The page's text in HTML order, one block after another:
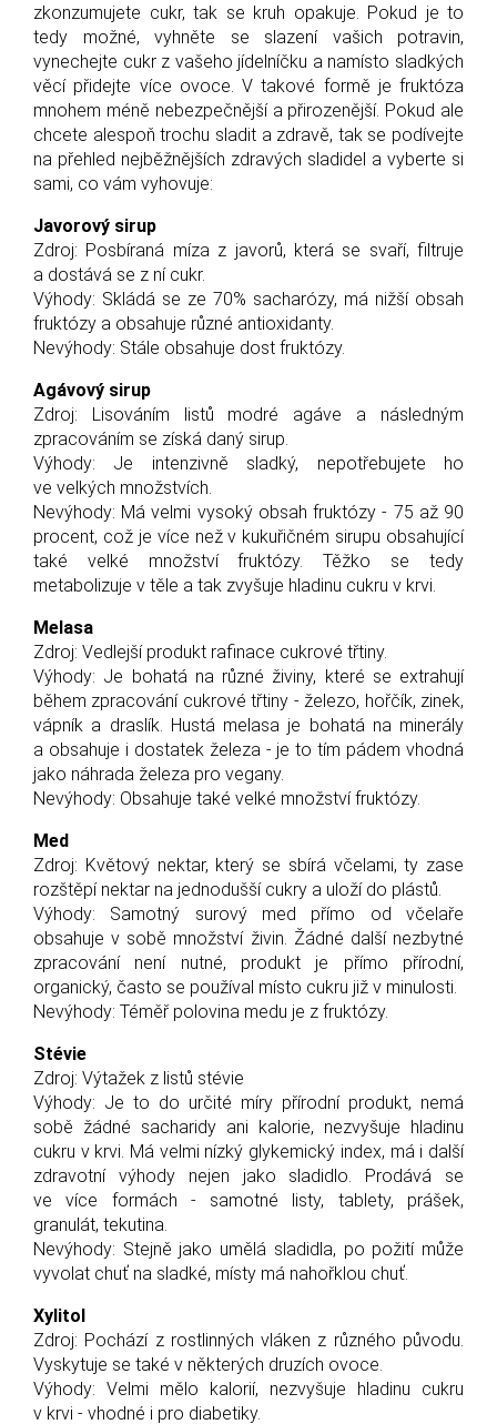
zkonzumujete cukr, tak se kruh opakuje. Pokud je to
tedy možné, vyhněte se slazení vašich potravin,
vynechejte cukr z vašeho jídelníčku a namísto sladkých
věcí přidejte více ovoce. V takové formě je fruktóza
mnohem méně nebezpečnější a přirozenější. Pokud ale
chcete alespoň trochu sladit a zdravě, tak se podívejte
na přehled nejběžnějších zdravých sladidel a vyberte si
sami, co vám vyhovuje:
Javorový sirup
Zdroj: Posbíraná míza z javorů, která se svaří, filtruje
a dostává se z ní cukr.
Výhody: Skládá se ze 70% sacharózy, má nižší obsah
fruktózy a obsahuje různé antioxidanty.
Nevýhody: Stále obsahuje dost fruktózy.
Agávový sirup
Zdroj: Lisováním listů modré agáve a následným
zpracováním se získá daný sirup.
Výhody: Je intenzivně sladký, nepotřebujete ho
ve velkých množstvích.
Nevýhody: Má velmi vysoký obsah fruktózy - 75 až 90
procent, což je více než v kukuřičném sirupu obsahující
také velké množství fruktózy. Těžko se tedy
metabolizuje v těle a tak zvyšuje hladinu cukru v krvi.
Melasa
Zdroj: Vedlejší produkt rafinace cukrové třtiny.
Výhody: Je bohatá na různé živiny, které se extrahují
během zpracování cukrové třtiny - železo, hořčík, zinek,
vápník a draslík. Hustá melasa je bohatá na minerály
a obsahuje i dostatek železa - je to tím pádem vhodná
jako náhrada železa pro vegany.
Nevýhody: Obsahuje také velké množství fruktózy.
Med
Zdroj: Květový nektar, který se sbírá včelami, ty zase
rozštěpí nektar na jednodušší cukry a uloží do plástů.
Výhody: Samotný surový med přímo od včelaře
obsahuje v sobě množství živin. Žádné další nezbytné
zpracování není nutné, produkt je přímo přírodní,
organický, často se používal místo cukru již v minulosti.
Nevýhody: Téměř polovina medu je z fruktózy.
Stévie
Zdroj: Výtažek z listů stévie
Výhody: Je to do určité míry přírodní produkt, nemá
sobě žádné sacharidy ani kalorie, nezvyšuje hladinu
cukru v krvi. Má velmi nízký glykemický index, má i další
zdravotní výhody nejen jako sladidlo. Prodává se
ve více formách - samotné listy, tablety, prášek,
granulát, tekutina.
Nevýhody: Stejně jako umělá sladidla, po požití může
vyvolat chuť na sladké, místy má nahořklou chuť.
Xylitol
Zdroj: Pochází z rostlinných vláken z různého původu.
Vyskytuje se také v některých druzích ovoce.
Výhody: Velmi mělo kalorií, nezvyšuje hladinu cukru
v krvi - vhodné i pro diabetiky.